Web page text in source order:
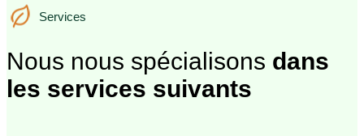
Services
Services
Nous nous spécialisons dans
les services suivants